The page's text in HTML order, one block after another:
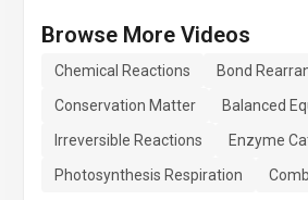
Browse More Videos
Chemical Reactions Bond
Conservation Matter
Balanced
Irreversible Reactions
Enzyme
Photosynthesis Respiration